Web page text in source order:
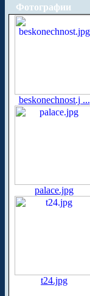
Фотографии
beskonechnost.j ...
palace.jpg
t24.jpg